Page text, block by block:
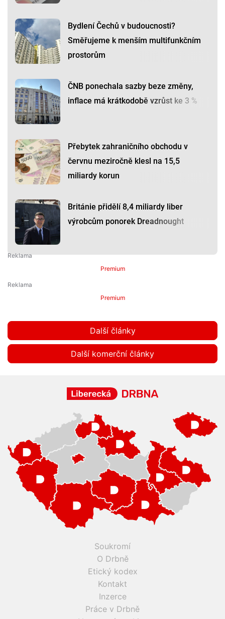
Bydlení Čechů v budoucnosti?
Směřujeme k menším multifunkčním
prostorům
ČNB ponechala sazby beze změny,
inflace má krátkodobě vzrůst ke 3 %
Přebytek zahraničního obchodu v
červnu meziročně klesl na 15,5
miliardy korun
Británie přidělí 8,4 miliardy liber
výrobcům ponorek Dreadnought
Premium
Premium
Další články
Další komerční články
Soukromí
O Drbně
Etický kodex
Kontakt
Inzerce
Práce v Drbně